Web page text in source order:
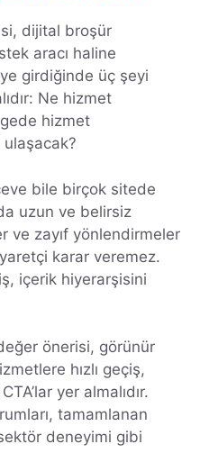
dijital broşür
aracı haline
girdiğinde üç şeyi
Ne hizmet
hizmet
ulaşacak?
bile birçok sitede
uzun ve belirsiz
ve zayıf yönlendirmeler
karar veremez.
içerik hiyerarşisini
önerisi, görünür
hızlı geçiş,
yer almalıdır.
tamamlanan
deneyimi gibi